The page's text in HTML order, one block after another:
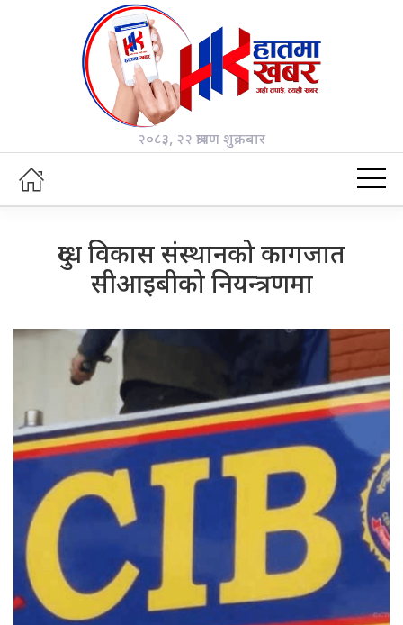
२०८३, २२ श्रावण शुक्रबार
दुग्ध विकास संस्थानको कागजात
सीआइबीको नियन्त्रणमा